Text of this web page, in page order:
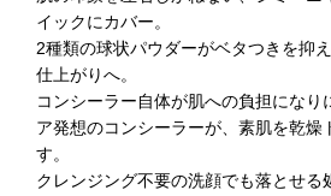
イックにカバー。
2種類の球状パウダーがベタつきを抑
仕上がりへ。
コンシーラー自体が肌への負担になり
ア発想のコンシーラーが、素肌を乾燥
す。
クレンジング不要の洗顔でも落とせる